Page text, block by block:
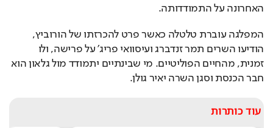
האחרונה על התמודדותה.
המפלגה עוברת טלטלה כאשר פרט להכרזתו של הורוביץ,
הודיעו השרים תמר זנדברג ועיסוואי פריג' על פרישה, ולו
זמנית, מהחיים הפוליטיים. מי שבינתיים יתמודד מול גלאון הוא
חבר הכנסת וסגן השרה יאיר גולן.
עוד כותרות